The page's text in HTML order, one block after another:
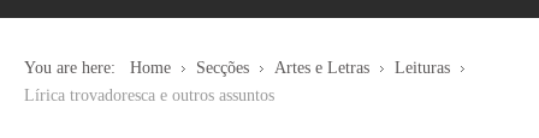
You are here: Home Secções Artes e Letras
Leituras
Lírica trovadoresca e outros assuntos